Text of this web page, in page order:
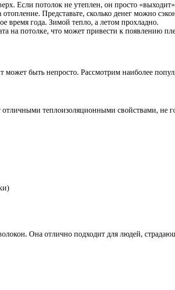
Если потолок не утеплен, он просто
Представьте, сколько денег можно
года. Зимой тепло, а летом прохладно.
на потолке, что может привести к появлению
быть непросто. Рассмотрим наиболее
теплоизоляционными свойствами, не
Она отлично подходит для людей,